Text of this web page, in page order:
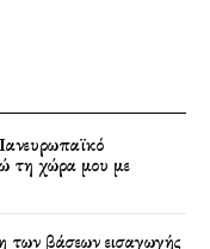
τη χώρα μου με
των βάσεων εισαγωγής